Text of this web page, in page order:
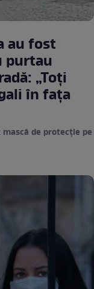
au fost
purtau
„Toţi
în faţa
de protecție pe